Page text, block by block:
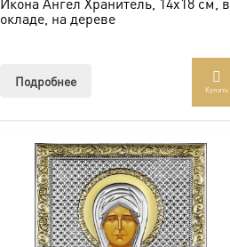
окладе, на дереве
Подробнее
Купить